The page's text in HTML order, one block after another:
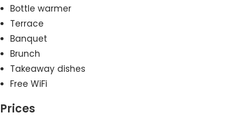
Bottle warmer
Terrace
Banquet
Brunch
Takeaway dishes
Free WiFi
Prices